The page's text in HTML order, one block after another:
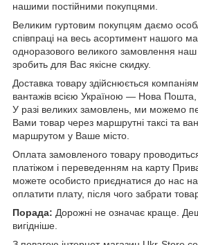
нашими постійними покупцями.
Великим гуртовим покупцям даємо
співпраці на весь асортимент нашого
одноразового великого замовлення
зробить для Вас якісне скидку.
Доставка товару здійснюється
вантажів всією Україною — Нова Пошта,
У разі великих замовлень, ми можемо
Вами товар через маршрутні таксі та
маршрутом у Ваше місто.
Оплата замовленого товару
платіжом і переведенням на карту
можете особисто приєднатися до нас
оплатити плату, після чого забрати
Порада: Дорожні не означає краще.
вигідніше.